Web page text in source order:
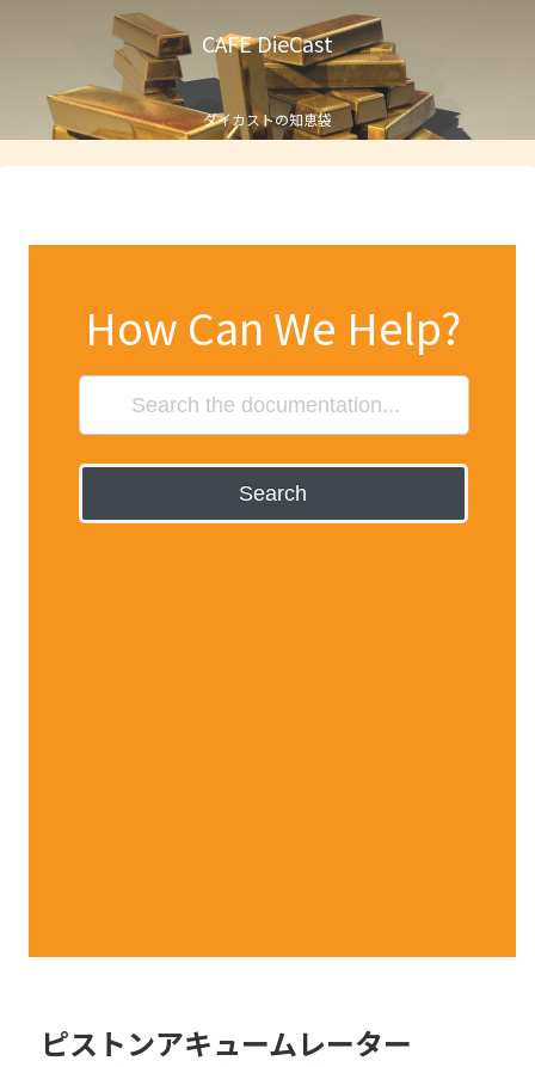
CAFE DieCast
ダイカストの知恵袋
How Can We Help?
Search
ピストンアキュームレーター